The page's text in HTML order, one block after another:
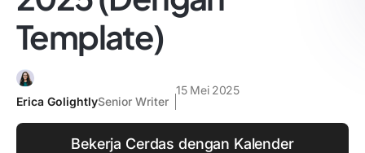
Template)
Erica GolightlySenior Writer
15 Mei 2025
Bekerja Cerdas dengan Kalender